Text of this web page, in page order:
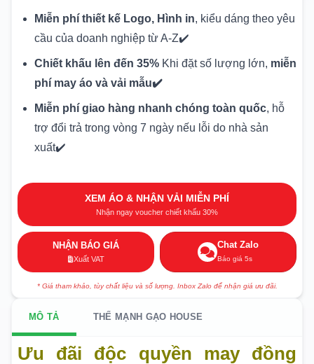
Miễn phí thiết kế Logo, Hình in, kiểu dáng theo yêu
cầu của doanh nghiệp từ A-Z✔️
Chiết khấu lên đến 35% Khi đặt số lượng lớn, miễn
phí may áo và vải mẫu✔️
Miễn phí giao hàng nhanh chóng toàn quốc, hỗ
trợ đổi trả trong vòng 7 ngày nếu lỗi do nhà sản
xuất✔️
XEM ÁO & NHẬN VẢI MIỄN PHÍ
Nhận ngay voucher chiết khấu 30%
NHẬN BÁO GIÁ
Xuất VAT
Chat Zalo
Báo giá 5s
* Giá tham khảo, tùy chất liệu và số lượng. Inbox Zalo để nhận giá ưu đãi.
MÔ TẢ THẾ MẠNH GẠO HOUSE
Ưu đãi độc quyền may đồng